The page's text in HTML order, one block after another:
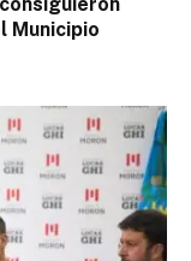
Municipio